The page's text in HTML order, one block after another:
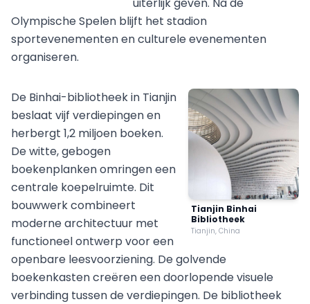
Olympische Spelen blijft het stadion
sportevenementen en culturele evenementen
organiseren.
Tianjin Binhai
Bibliotheek
Tianjin, China
De Binhai-bibliotheek in Tianjin
beslaat vijf verdiepingen en
herbergt 1,2 miljoen boeken.
De witte, gebogen
boekenplanken omringen een
centrale koepelruimte. Dit
bouwwerk combineert
moderne architectuur met
functioneel ontwerp voor een
openbare leesvoorziening. De golvende
boekenkasten creëren een doorlopende visuele
verbinding tussen de verdiepingen. De bibliotheek